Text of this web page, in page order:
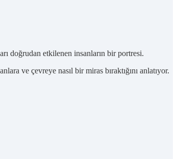
doğrudan etkilenen insanların bir portresi.
ve çevreye nasıl bir miras bıraktığını anlatıyor.